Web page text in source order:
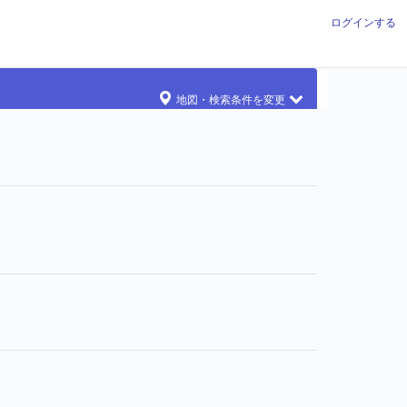
ログインする
地図・検索条件を変更